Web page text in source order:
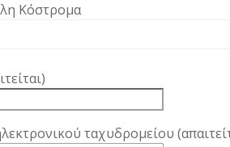
Κόστρομα
ταχυδρομείου